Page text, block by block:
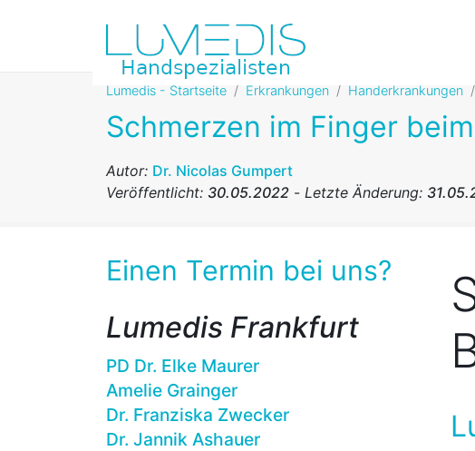
Lumedis - Startseite Erkrankungen Handerkrankungen
Schmerzen im Finger
Autor: Dr. Nicolas Gumpert
Veröffentlicht: 30.05.2022 - Letzte Änderung:
Einen Termin bei uns?
Lumedis Frankfurt
PD Dr. Elke Maurer
Amelie Grainger
Dr. Franziska Zwecker
Dr. Jannik Ashauer